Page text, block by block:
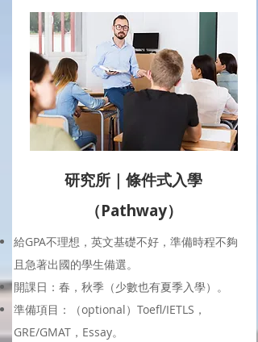
研究所｜條件式入學
（Pathway）
給GPA不理想，英文基礎不好，準備時程不夠
且急著出國的學生備選。
​開課日：春，秋季（少數也有夏季入學）。
準備項目：（optional）Toefl/IETLS，
GRE/GMAT，Essay。